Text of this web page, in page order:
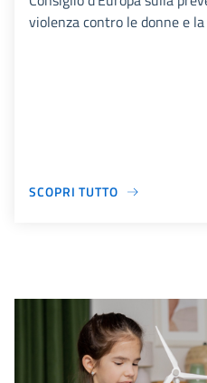
violenza contro le donne e
SCOPRI TUTTO